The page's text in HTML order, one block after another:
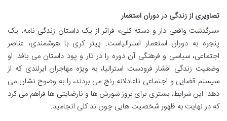
تصاویری از زندگی در دوران استعمار
«سرگذشت واقعی دار و دسته کلی» فراتر از یک داستان زندگی نامه، یک
پنجره به دوران استعمار استرالیاست. پیتر کری با هوشمندی، عناصر
اجتماعی، سیاسی و فرهنگی آن دوره را در تار و پود داستان می بافد. او
وضعیت زندگی اقشار فرودست استرالیا، به ویژه مهاجران ایرلندی که از
سیستم قضایی و اجتماعی ناعادلانه رنج می بردند، را به وضوح نشان می
دهد. این شرایط، بستری برای بروز شورش ها و نارضایتی ها فراهم می کرد
که در نهایت به ظهور شخصیت هایی چون ند کلی انجامید.